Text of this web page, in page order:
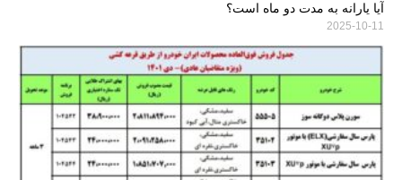
آیا یارانه به مدت دو ماه است؟
2025-10-11